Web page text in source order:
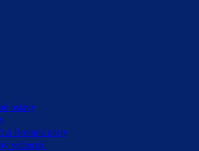
oslavy
firemná párty
večierok